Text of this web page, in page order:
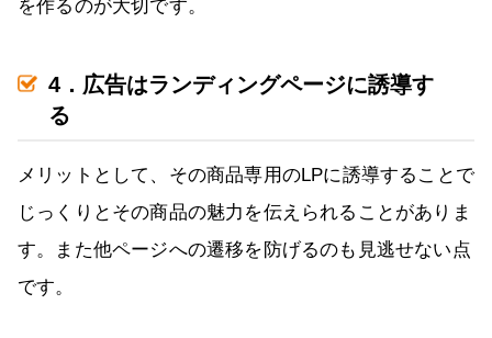
を作るのが大切です。
4．広告はランディングページに誘導す
る
メリットとして、その商品専用のLPに誘導することで
じっくりとその商品の魅力を伝えられることがありま
す。また他ページへの遷移を防げるのも見逃せない点
です。